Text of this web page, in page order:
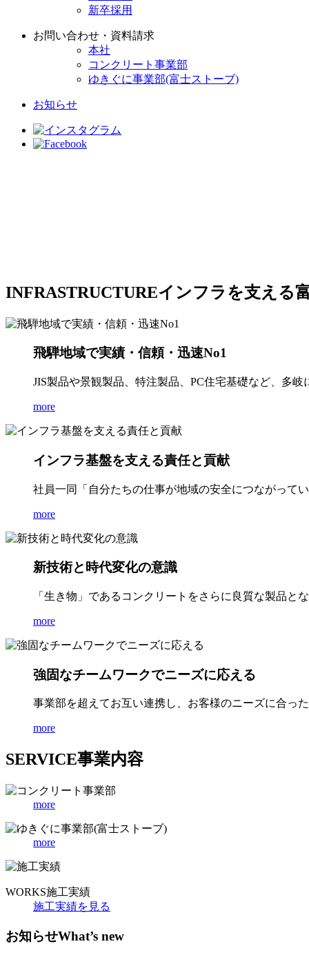
新卒採用
お問い合わせ・資料請求
本社
コンクリート事業部
ゆきぐに事業部(富士ストーブ)
お知らせ
INFRASTRUCTUREインフラを支える
飛騨地域で実績・信頼・迅速No1
JIS製品や景観製品、特注製品、PC住宅基礎など、多
more
インフラ基盤を支える責任と貢献
社員一同「自分たちの仕事が地域の安全につながって
more
新技術と時代変化の意識
「生き物」であるコンクリートをさらに良質な製品と
more
強固なチームワークでニーズに応える
事業部を超えてお互い連携し、お客様のニーズに合っ
more
SERVICE事業内容
more
more
WORKS施工実績
施工実績を見る
お知らせWhat’s new